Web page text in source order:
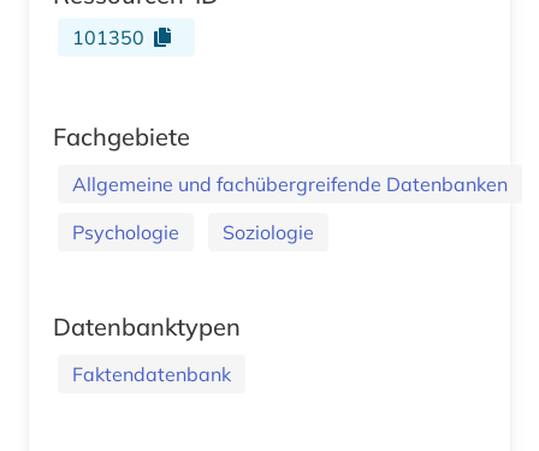
101350
Fachgebiete
Allgemeine und fachübergreifende Datenbanken
Psychologie
Soziologie
Datenbanktypen
Faktendatenbank